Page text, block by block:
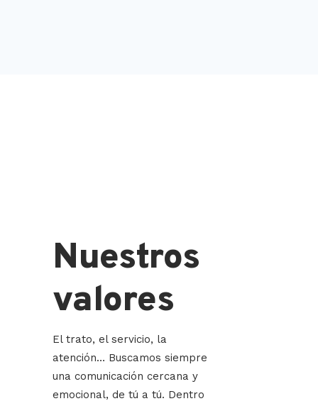
Nuestros
valores
El trato, el servicio, la
atención… Buscamos siempre
una comunicación cercana y
emocional, de tú a tú. Dentro